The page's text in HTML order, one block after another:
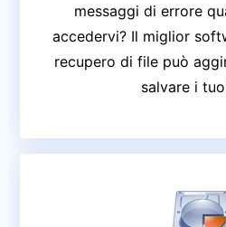
messaggi di errore
accedervi? Il miglior
recupero di file può
salvare i